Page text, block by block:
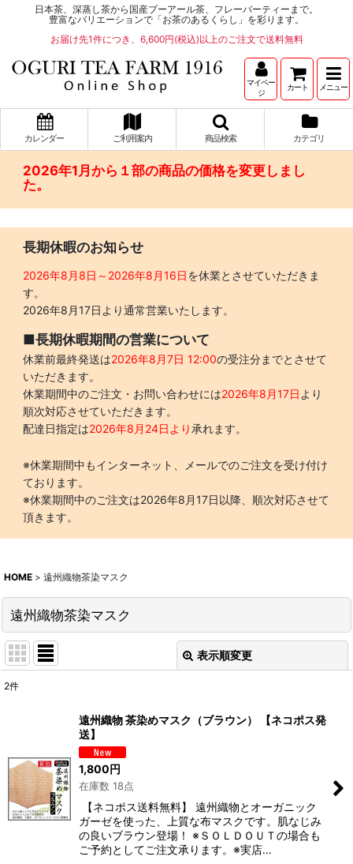
日本茶、深蒸し茶から国産プーアール茶、フレーバーティーまで。
豊富なバリエーションで「お茶のあるくらし」を彩ります。
お届け先1件につき、6,600円(税込)以上のご注文で送料無料
マイペー
ジ
カート メニュー
カレンダー ご利用案内 商品検索 カテゴリ
2026年1月から１部の商品の価格を変更しまし
た。
長期休暇のお知らせ
2026年8月8日～2026年8月16日を休業とさせていただきま
す。
2026年8月17日より通常営業いたします。
■長期休暇期間の営業について
休業前最終発送は2026年8月7日 12:00の受注分までとさせて
いただきます。
休業期間中のご注文・お問い合わせには2026年8月17日 より
順次対応させていただきます。
配達日指定は2026年8月24日より承れます。
※休業期間中もインターネット、メールでのご注文を受け付け
ております。
※休業期間中のご注文は2026年8月17日以降、順次対応させて
頂きます。
HOME > 遠州織物茶染マスク
遠州織物茶染マスク
表示順変更
2件
遠州織物 茶染めマスク（ブラウン） 【ネコポス発
送】
1,800円
在庫数 18点
【ネコポス送料無料】 遠州織物とオーガニック
ガーゼを使った、上質な布マスクです。肌なじみ
の良いブラウン登場！ ※ＳＯＬＤＯＵＴの場合も
ご予約としてご注文承ります。※実店…